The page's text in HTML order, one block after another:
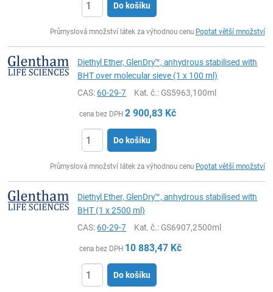
Do košíku
Průmyslová množství látek za výhodnou cenu Poptat větší množství
Diethyl Ether, GlenDry™, anhydrous stabilised with
BHT over molecular sieve (1 x 100 ml)
CAS:60-29-7 Kat. č.: GS5963,100ml
cena bez DPH 2 900,83 Kč
Do košíku
Průmyslová množství látek za výhodnou cenu Poptat větší množství
Diethyl Ether, GlenDry™, anhydrous stabilised with
BHT (1 x 2500 ml)
CAS:60-29-7 Kat. č.: GS6907,2500ml
cena bez DPH 10 883,47 Kč
Do košíku